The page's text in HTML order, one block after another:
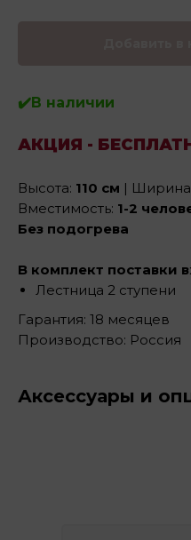
✔️В наличии
АКЦИЯ -
Высота: 110 см |
Вместимость: 1-2
Без подогрева
В комплект поставки
Лестница 2 ступени
Гарантия: 18 месяцев
Производство: Россия
Аксессуары и